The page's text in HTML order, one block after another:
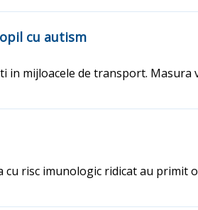
cu autism
in mijloacele de transport. Masura
risc imunologic ridicat au primit